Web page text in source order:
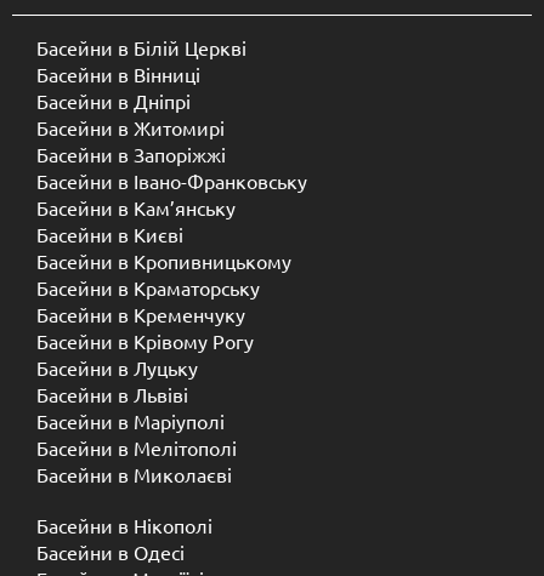
Басейни в Білій Церкві
Басейни в Вінниці
Басейни в Дніпрі
Басейни в Житомирі
Басейни в Запоріжжі
Басейни в Івано-Франковську
Басейни в Кам’янську
Басейни в Києві
Басейни в Кропивницькому
Басейни в Краматорську
Басейни в Кременчуку
Басейни в Крівому Рогу
Басейни в Луцьку
Басейни в Львіві
Басейни в Маріуполі
Басейни в Мелітополі
Басейни в Миколаєві
Басейни в Нікополі
Басейни в Одесі